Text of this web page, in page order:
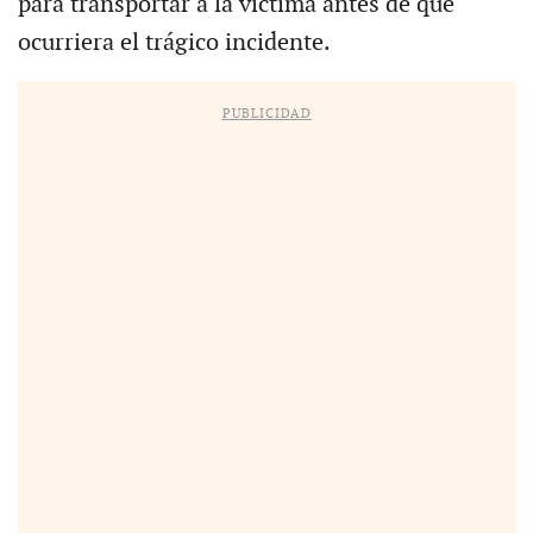
ocurriera el trágico incidente.
PUBLICIDAD